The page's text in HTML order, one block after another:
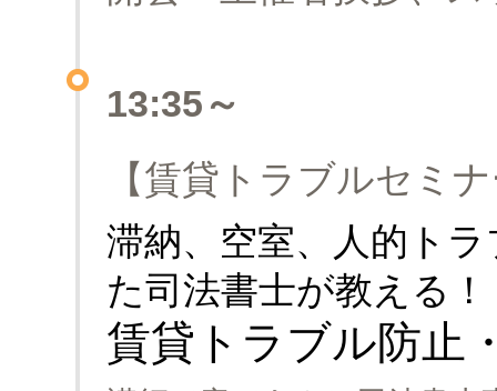
13:35～
【賃貸トラブルセミ
滞納、空室、人的ト
た司法書士が教える！
賃貸トラブル防止